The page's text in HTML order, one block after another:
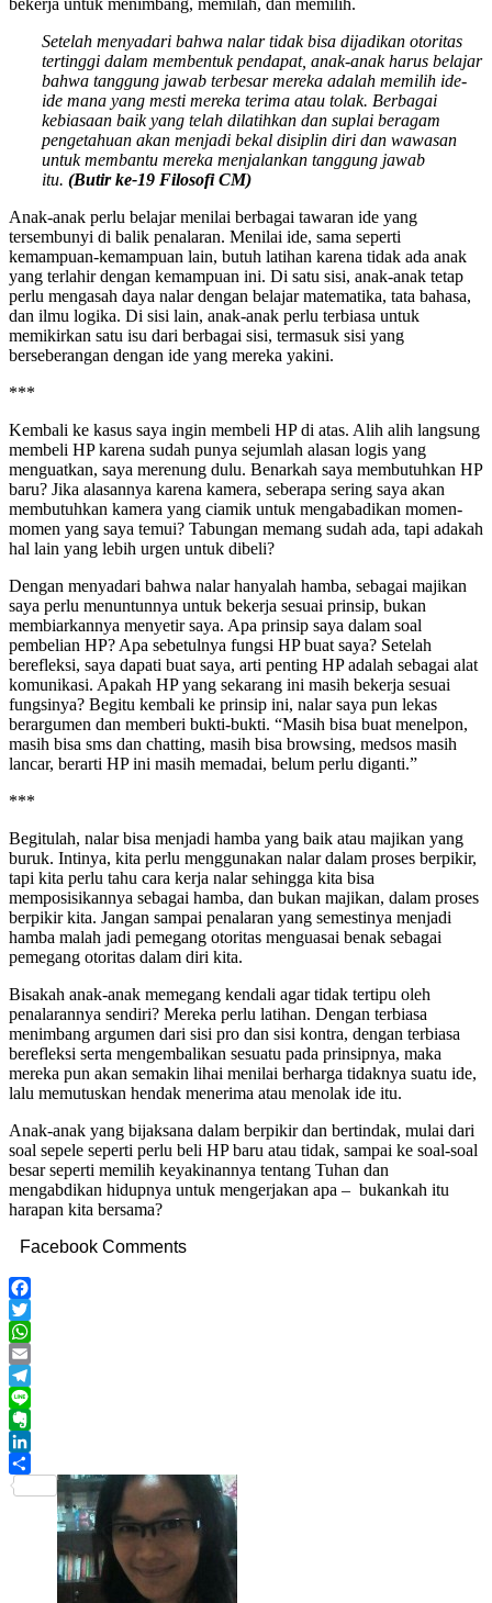
bekerja untuk menimbang, memilah, dan memilih.
Setelah menyadari bahwa nalar tidak bisa dijadikan otoritas
tertinggi dalam membentuk pendapat, anak-anak harus belajar
bahwa tanggung jawab terbesar mereka adalah memilih ide-
ide mana yang mesti mereka terima atau tolak. Berbagai
kebiasaan baik yang telah dilatihkan dan suplai beragam
pengetahuan akan menjadi bekal disiplin diri dan wawasan
untuk membantu mereka menjalankan tanggung jawab
itu. (Butir ke-19 Filosofi CM)
Anak-anak perlu belajar menilai berbagai tawaran ide yang
tersembunyi di balik penalaran. Menilai ide, sama seperti
kemampuan-kemampuan lain, butuh latihan karena tidak ada anak
yang terlahir dengan kemampuan ini. Di satu sisi, anak-anak tetap
perlu mengasah daya nalar dengan belajar matematika, tata bahasa,
dan ilmu logika. Di sisi lain, anak-anak perlu terbiasa untuk
memikirkan satu isu dari berbagai sisi, termasuk sisi yang
berseberangan dengan ide yang mereka yakini.
***
Kembali ke kasus saya ingin membeli HP di atas. Alih alih langsung
membeli HP karena sudah punya sejumlah alasan logis yang
menguatkan, saya merenung dulu. Benarkah saya membutuhkan HP
baru? Jika alasannya karena kamera, seberapa sering saya akan
membutuhkan kamera yang ciamik untuk mengabadikan momen-
momen yang saya temui? Tabungan memang sudah ada, tapi adakah
hal lain yang lebih urgen untuk dibeli?
Dengan menyadari bahwa nalar hanyalah hamba, sebagai majikan
saya perlu menuntunnya untuk bekerja sesuai prinsip, bukan
membiarkannya menyetir saya. Apa prinsip saya dalam soal
pembelian HP? Apa sebetulnya fungsi HP buat saya? Setelah
berefleksi, saya dapati buat saya, arti penting HP adalah sebagai alat
komunikasi. Apakah HP yang sekarang ini masih bekerja sesuai
fungsinya? Begitu kembali ke prinsip ini, nalar saya pun lekas
berargumen dan memberi bukti-bukti. “Masih bisa buat menelpon,
masih bisa sms dan chatting, masih bisa browsing, medsos masih
lancar, berarti HP ini masih memadai, belum perlu diganti.”
***
Begitulah, nalar bisa menjadi hamba yang baik atau majikan yang
buruk. Intinya, kita perlu menggunakan nalar dalam proses berpikir,
tapi kita perlu tahu cara kerja nalar sehingga kita bisa
memposisikannya sebagai hamba, dan bukan majikan, dalam proses
berpikir kita. Jangan sampai penalaran yang semestinya menjadi
hamba malah jadi pemegang otoritas menguasai benak sebagai
pemegang otoritas dalam diri kita.
Bisakah anak-anak memegang kendali agar tidak tertipu oleh
penalarannya sendiri? Mereka perlu latihan. Dengan terbiasa
menimbang argumen dari sisi pro dan sisi kontra, dengan terbiasa
berefleksi serta mengembalikan sesuatu pada prinsipnya, maka
mereka pun akan semakin lihai menilai berharga tidaknya suatu ide,
lalu memutuskan hendak menerima atau menolak ide itu.
Anak-anak yang bijaksana dalam berpikir dan bertindak, mulai dari
soal sepele seperti perlu beli HP baru atau tidak, sampai ke soal-soal
besar seperti memilih keyakinannya tentang Tuhan dan
mengabdikan hidupnya untuk mengerjakan apa – bukankah itu
harapan kita bersama?
Facebook Comments
Facebook
Twitter
WhatsApp
Email
Telegram
Line
Evernote
LinkedIn
Share